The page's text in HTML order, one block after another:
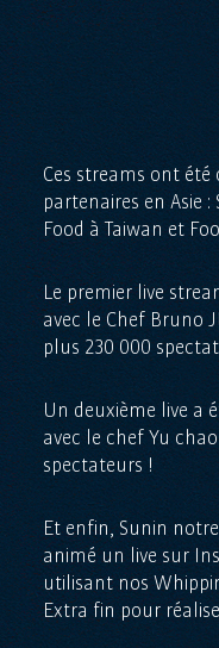
Ces streams ont
partenaires en Asie
Food à Taiwan et
Le premier live
avec le Chef Bruno
plus 230 000
Un deuxième live a
avec le chef Yu
spectateurs !
Et enfin, Sunin
animé un live sur
utilisant nos
Extra fin pour